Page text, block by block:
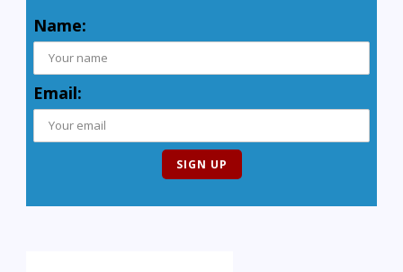
Name:
Email: